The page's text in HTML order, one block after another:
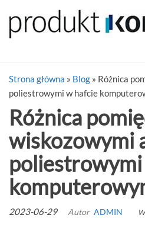
Strona główna » Blog » Różnica
poliestrowymi w hafcie
Różnica
wiskozowymi
2023-06-29 Autor ADMIN